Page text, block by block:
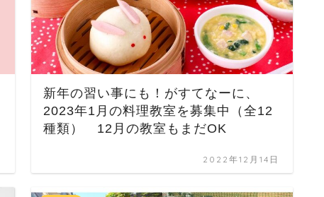
新年の習い事にも！がすてなーに、
2023年1月の料理教室を募集中（全12
種類） 12月の教室もまだOK
2022年12月14日